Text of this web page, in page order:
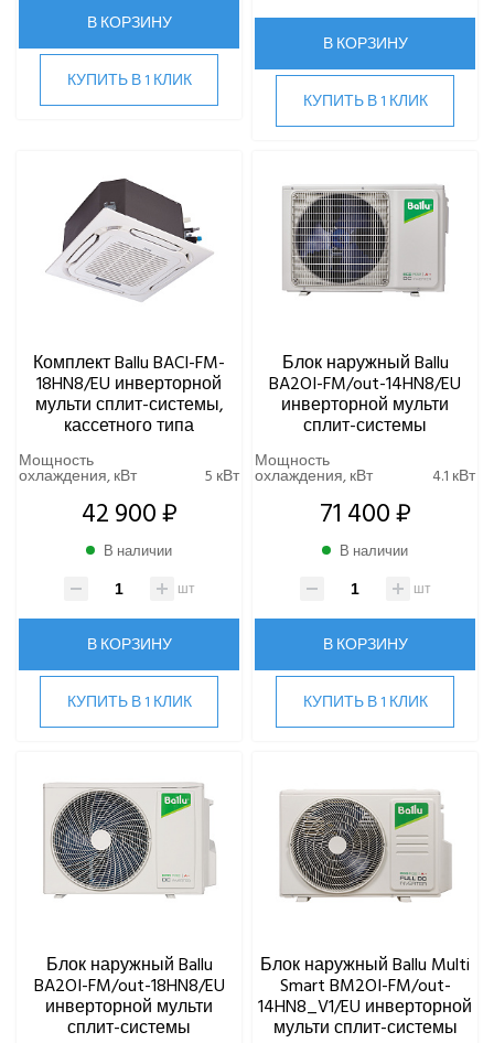
В КОРЗИНУ
КУПИТЬ В 1 КЛИК
В КОРЗИНУ
КУПИТЬ В 1 КЛИК
Комплект Ballu BACI-FM-
18HN8/EU инверторной
мульти сплит-системы,
кассетного типа
Мощность
охлаждения, кВт 5 кВт
42 900 ₽
В наличии
шт
В КОРЗИНУ
КУПИТЬ В 1 КЛИК
Блок наружный Ballu
BA2OI-FM/out-14HN8/EU
инверторной мульти
сплит-системы
Мощность
охлаждения, кВт 4.1 кВт
71 400 ₽
В наличии
шт
В КОРЗИНУ
КУПИТЬ В 1 КЛИК
Блок наружный Ballu
BA2OI-FM/out-18HN8/EU
инверторной мульти
сплит-системы
Блок наружный Ballu Multi
Smart BM2OI-FM/out-
14HN8_V1/EU инверторной
мульти сплит-системы